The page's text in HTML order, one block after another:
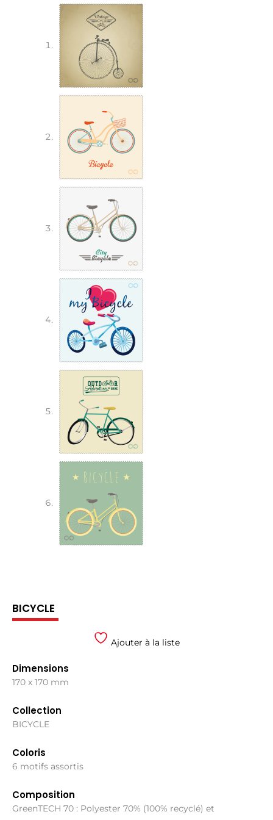
BICYCLE
Ajouter à la liste
Dimensions
170 x 170 mm
Collection
BICYCLE
Coloris
6 motifs assortis
Composition
GreenTECH 70 : Polyester 70% (100% recyclé) et